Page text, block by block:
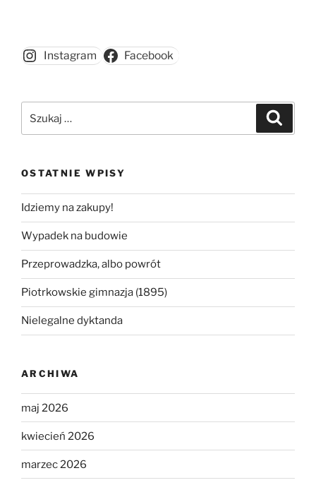
Instagram Facebook
OSTATNIE WPISY
Idziemy na zakupy!
Wypadek na budowie
Przeprowadzka, albo powrót
Piotrkowskie gimnazja (1895)
Nielegalne dyktanda
ARCHIWA
maj 2026
kwiecień 2026
marzec 2026